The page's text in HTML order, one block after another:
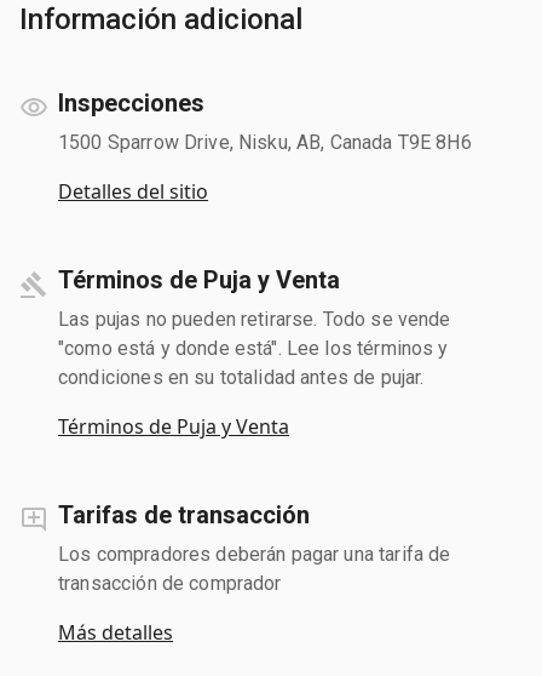
Información adicional
Inspecciones
1500 Sparrow Drive, Nisku, AB, Canada T9E 8H6
Detalles del sitio
Términos de Puja y Venta
Las pujas no pueden retirarse. Todo se vende
"como está y donde está". Lee los términos y
condiciones en su totalidad antes de pujar.
Términos de Puja y Venta
Tarifas de transacción
Los compradores deberán pagar una tarifa de
transacción de comprador
Más detalles